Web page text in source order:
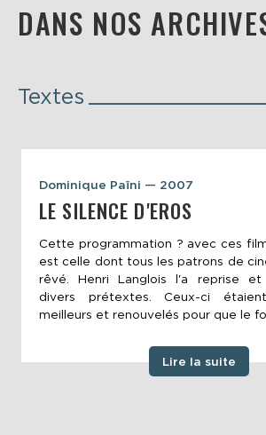
DANS NOS
Textes
Dominique Païni — 2007
LE SILENCE D'EROS
Cette programmation ? avec ces
est celle dont tous les patrons de
rêvé. Henri Langlois l'a reprise et
divers prétextes. Ceux-ci
meilleurs et renouvelés pour que le
Lire la suite